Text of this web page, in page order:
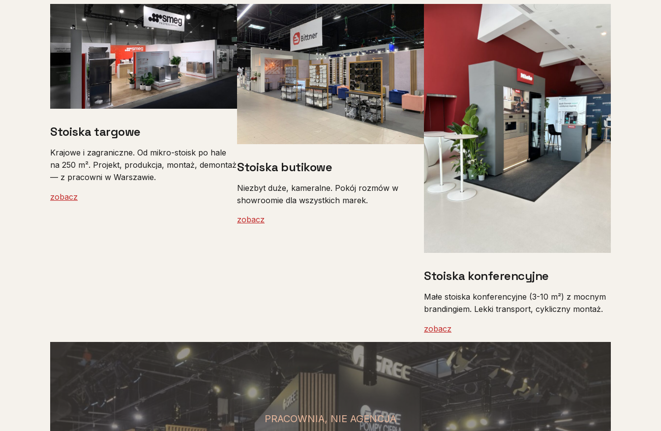
Stoiska targowe
Krajowe i zagraniczne. Od mikro-stoisk po hale
na 250 m². Projekt, produkcja, montaż, demontaż
— z pracowni w Warszawie.
zobacz
Stoiska butikowe
Niezbyt duże, kameralne. Pokój rozmów w
showroomie dla wszystkich marek.
zobacz
Stoiska konferencyjne
Małe stoiska konferencyjne (3-10 m²) z mocnym
brandingiem. Lekki transport, cykliczny montaż.
zobacz
PRACOWNIA, NIE AGENCJA